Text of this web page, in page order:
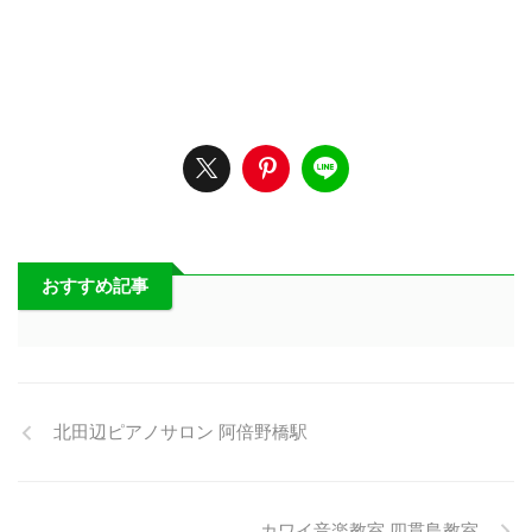
おすすめ記事
北田辺ピアノサロン 阿倍野橋駅